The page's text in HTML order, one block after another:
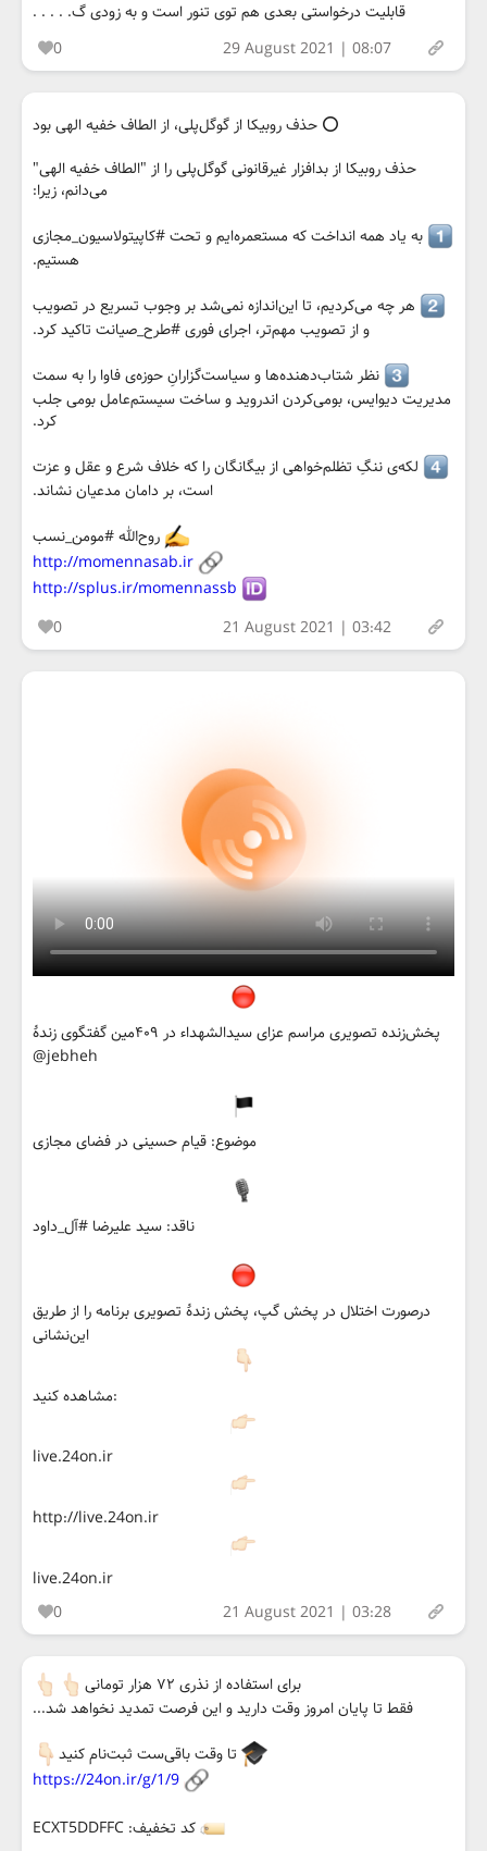
قابلیت درخواستی بعدی هم توی تنور است و به زودی گ. . . . .
0
29 August 2021 | 08:07
⭕️ حذف روبیکا از گوگل‌پلی، از الطاف خفیه الهی بود
حذف روبیکا از بدافزار غیرقانونی گوگل‌پلی را از "الطاف خفیه الهی"
می‌دانم، زیرا:
به یاد همه انداخت که مستعمره‌ایم و تحت #کاپیتولاسیون_مجازی
هستیم.
هر چه می‌کردیم، تا این‌اندازه نمی‌شد بر وجوب تسریع در تصویب
و از تصویب مهم‌تر، اجرای فوری #طرح_صیانت تاکید کرد.
نظر شتاب‌دهنده‌ها و سیاست‌گزارانِ حوزه‌ی فاوا را به سمت
مدیریت دیوایس، بومی‌کردن اندروید و ساخت سیستم‌عامل بومی جلب
کرد.
لکه‌ی ننگِ تظلم‌خواهی از بیگانگان را که خلاف شرع و عقل و عزت
است، بر دامان مدعیان نشاند.
روح‌الله #مومن_نسب
http://momennasab.ir
http://splus.ir/momennassb
0
21 August 2021 | 03:42
پخش‌زنده تصویری مراسم عزای سیدالشهداء در ۴۰۹مین گفتگوی زندهٔ
@jebheh
موضوع: قیام حسینی در فضای مجازی
ناقد: سید علیرضا #آل_داود
درصورت اختلال در پخش گپ، پخش زندۀ تصویری برنامه‌ را از طریق
این‌نشانی
مشاهده کنید:
live.24on.ir
http://live.24on.ir
live.24on.ir
0
21 August 2021 | 03:28
برای استفاده از نذری ۷۲ هزار تومانی
فقط تا پایان امروز وقت دارید و این فرصت تمدید نخواهد شد...
تا وقت باقی‌ست ثبت‌نام کنید
https://24on.ir/g/1/9
کد تخفیف: ECXT5DDFFC